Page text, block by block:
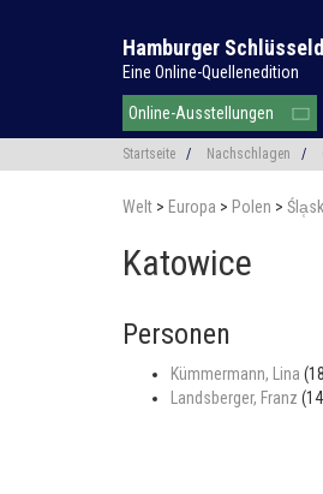
Hamburger
Eine Online-Quellenedition
Online-Ausstellungen
Startseite / Nachschlagen /
Welt > Europa > Polen >
Katowice
Personen
Kümmermann, Lina
Landsberger, Franz